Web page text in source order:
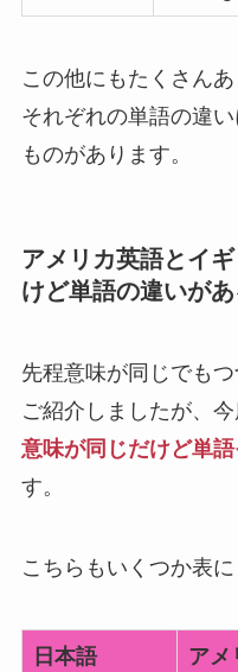
この他にもたくさん
それぞれの単語の違
ものがあります。
アメリカ英語とイ
けど単語の違いがあ
先程意味が同じでも
ご紹介しましたが、
意味が同じだけど単
す。
こちらもいくつか表に
日本語 アメ